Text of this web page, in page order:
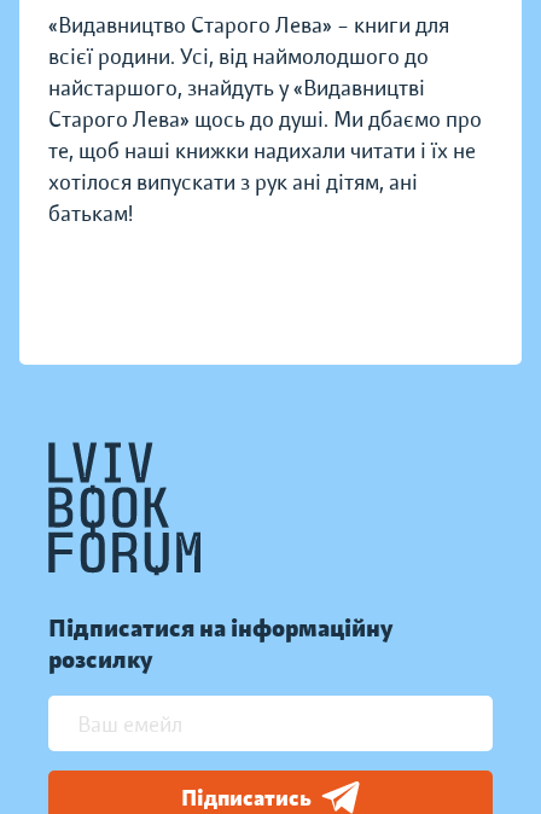
«Видавництво Старого Лева» – книги для
всієї родини. Усі, від наймолодшого до
найстаршого, знайдуть у «Видавництві
Старого Лева» щось до душі. Ми дбаємо про
те, щоб наші книжки надихали читати і їх не
хотілося випускати з рук ані дітям, ані
батькам!
Підписатися на інформаційну
розсилку
Підписатись